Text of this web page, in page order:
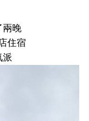
兩晚
住宿
派